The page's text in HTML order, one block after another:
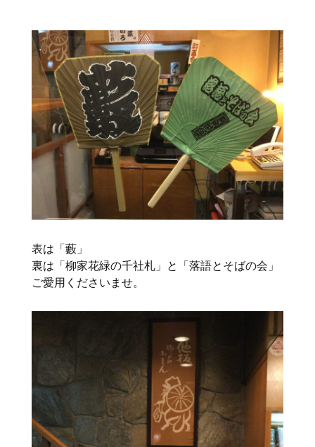
表は「藪」
裏は「柳家花緑の千社札」と「落語とそばの会」
ご愛用くださいませ。